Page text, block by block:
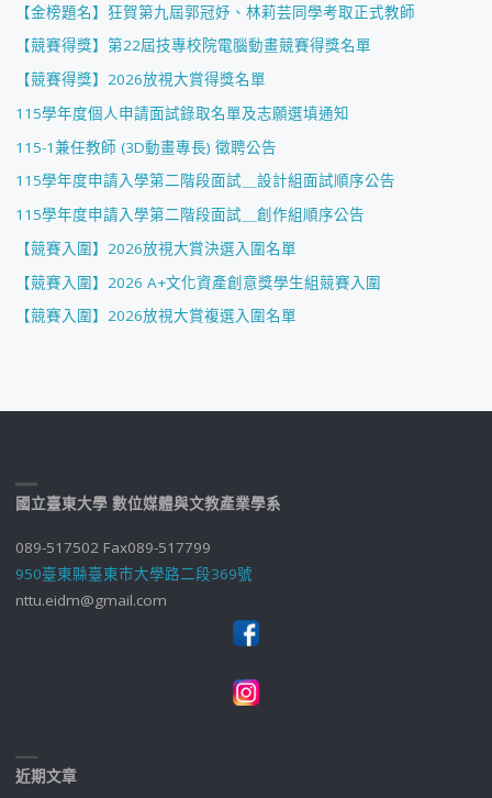
【金榜題名】狂賀第九屆郭冠妤、林莉芸同學考取正式教師
【競賽得獎】第22屆技專校院電腦動畫競賽得獎名單
【競賽得獎】2026放視大賞得獎名單
115學年度個人申請面試錄取名單及志願選填通知
115-1兼任教師 (3D動畫專長) 徵聘公告
115學年度申請入學第二階段面試＿設計組面試順序公告
115學年度申請入學第二階段面試＿創作組順序公告
【競賽入圍】2026放視大賞決選入圍名單
【競賽入圍】2026 A+文化資產創意獎學生組競賽入圍
【競賽入圍】2026放視大賞複選入圍名單
國立臺東大學 數位媒體與文教產業學系
089-517502 Fax089-517799
950臺東縣臺東市大學路二段369號
nttu.eidm@gmail.com
近期文章